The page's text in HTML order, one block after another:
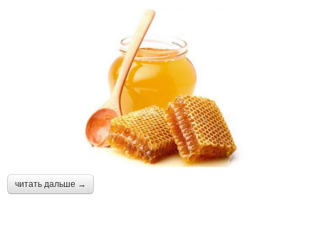
читать дальше →